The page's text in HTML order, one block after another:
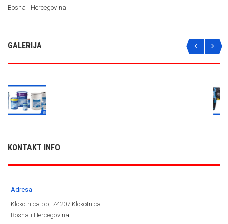
Bosna i Hercegovina
GALERIJA
KONTAKT INFO
Adresa
Klokotnica bb, 74207 Klokotnica
Bosna i Hercegovina